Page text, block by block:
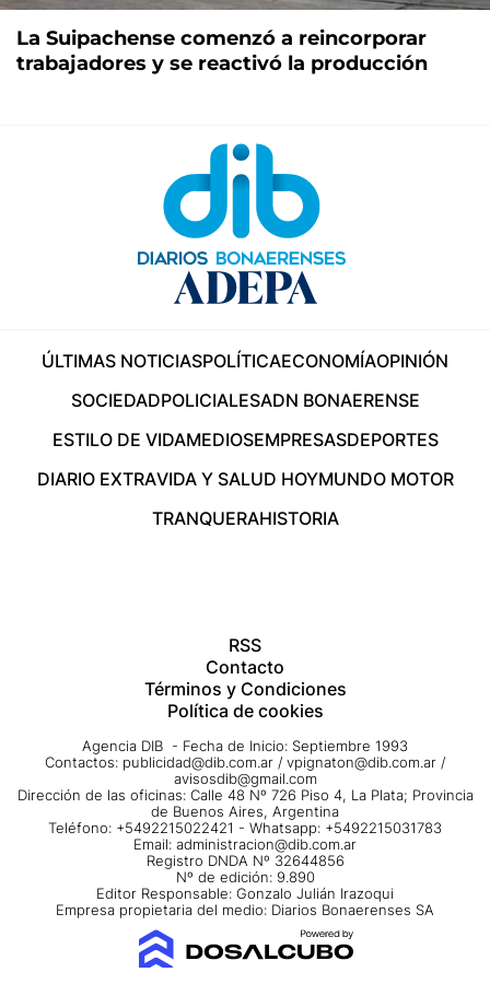
La Suipachense comenzó a reincorporar
trabajadores y se reactivó la producción
ÚLTIMAS NOTICIASPOLÍTICAECONOMÍAOPINIÓN
SOCIEDADPOLICIALESADN BONAERENSE
ESTILO DE VIDAMEDIOSEMPRESASDEPORTES
DIARIO EXTRAVIDA Y SALUD HOYMUNDO MOTOR
TRANQUERAHISTORIA
RSS
Contacto
Términos y Condiciones
Política de cookies
Agencia DIB - Fecha de Inicio: Septiembre 1993
Contactos: publicidad@dib.com.ar / vpignaton@dib.com.ar /
avisosdib@gmail.com
Dirección de las oficinas: Calle 48 Nº 726 Piso 4, La Plata; Provincia
de Buenos Aires, Argentina
Teléfono: +5492215022421 - Whatsapp: +5492215031783
Email: administracion@dib.com.ar
Registro DNDA Nº 32644856
Nº de edición: 9.890
Editor Responsable: Gonzalo Julián Irazoqui
Empresa propietaria del medio: Diarios Bonaerenses SA